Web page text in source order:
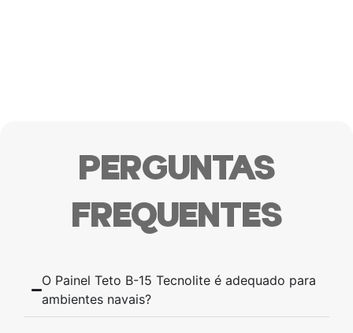
PERGUNTAS
FREQUENTES
O Painel Teto B-15 Tecnolite é adequado para
ambientes navais?